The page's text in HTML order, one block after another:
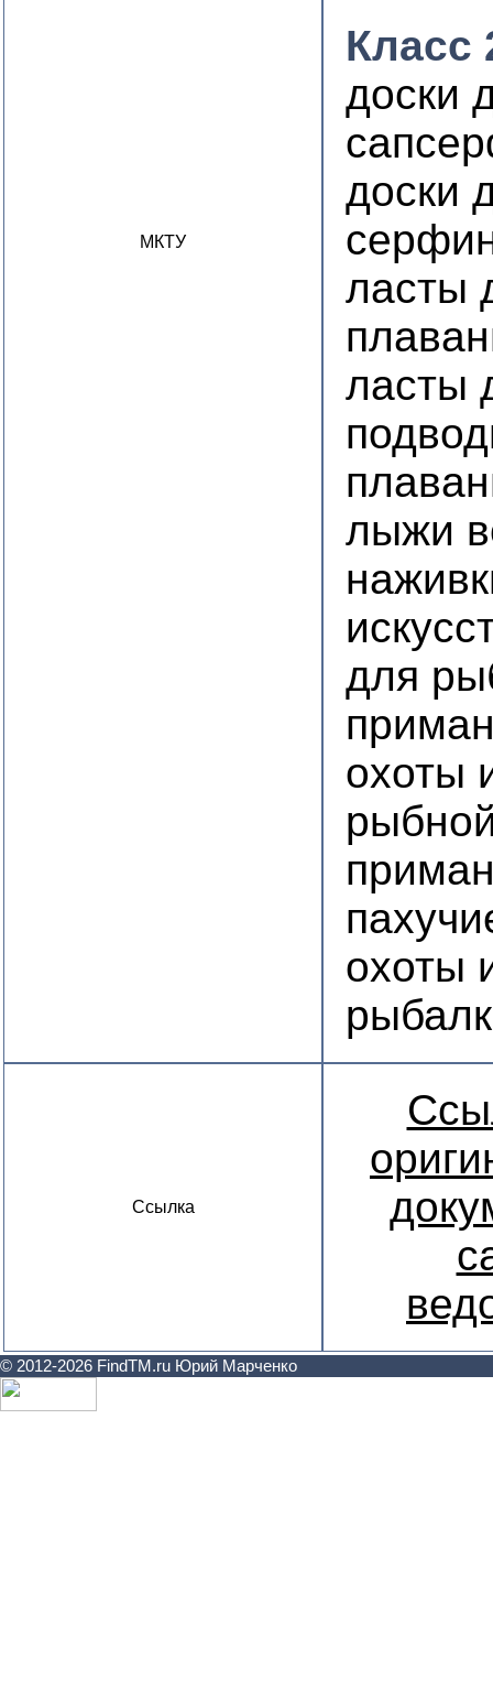
МКТУ
Класс
доски
доски
ласты
ласты
лыжи
для
охоты
охоты
Ссылка
© 2012-2026 FindTM.ru Юрий Марченко